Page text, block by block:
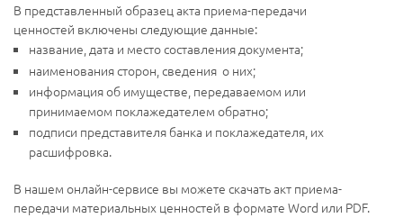
В представленный образец акта приема-передачи
ценностей включены следующие данные:
название, дата и место составления документа;
наименования сторон, сведения о них;
информация об имуществе, передаваемом или
принимаемом поклажедателем обратно;
подписи представителя банка и поклажедателя, их
расшифровка.
В нашем онлайн-сервисе вы можете скачать акт приема-
передачи материальных ценностей в формате Word или PDF.